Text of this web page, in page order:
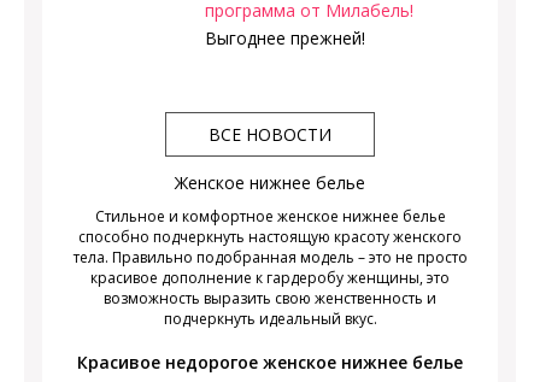
программа от Милабель!
Выгоднее прежней!
ВСЕ НОВОСТИ
Женское нижнее белье
Стильное и комфортное женское нижнее белье
способно подчеркнуть настоящую красоту женского
тела. Правильно подобранная модель – это не просто
красивое дополнение к гардеробу женщины, это
возможность выразить свою женственность и
подчеркнуть идеальный вкус.
Красивое недорогое женское нижнее белье